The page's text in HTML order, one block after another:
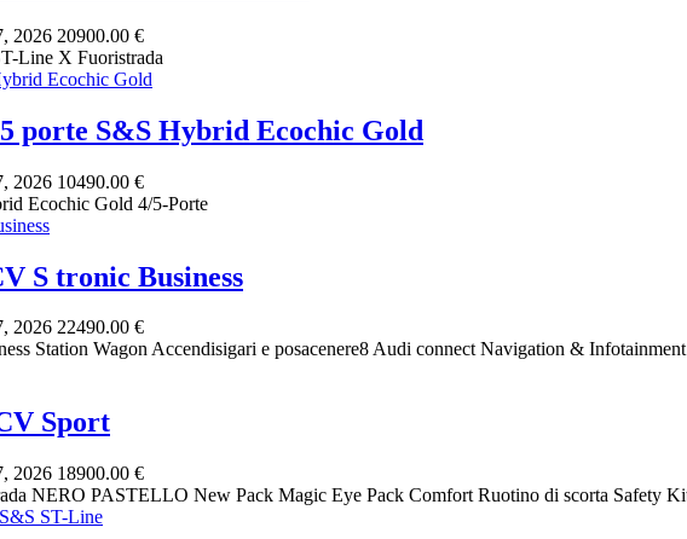
2026 20900.00 €
Line X Fuoristrada
porte S&S Hybrid Ecochic Gold
2026 10490.00 €
Ecochic Gold 4/5-Porte
S tronic Business
2026 22490.00 €
Station Wagon Accendisigari e posacenere8 Audi connect Navigation &
Sport
2026 18900.00 €
NERO PASTELLO New Pack Magic Eye Pack Comfort Ruotino di scorta Safety